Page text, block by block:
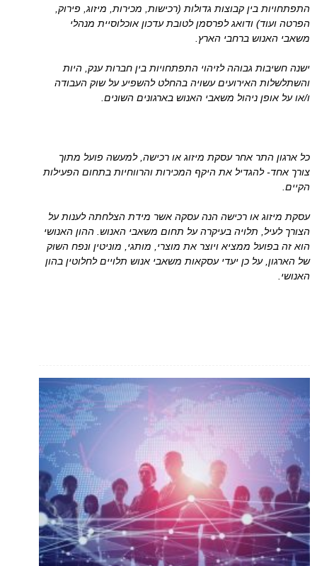
התפתחויות בין קבוצות גדולות (רכישות, מכירות, מיזוג, פירוק,
הפרטה ועוד) ודואג לפרסמן לטובת עדכון אוכלוסיית מנהלי
משאבי האנוש ברחבי הארץ.
ישנה חשיבות גבוהה לזיהוי התפתחויות בין חברות ענק, היות
והשתלשלות האירועים עשויה בהחלט להשפיע על שוק העבודה
ו/או על אופן ניהול משאבי האנוש בארגונים השונים.
כל ארגון התר אחר עסקת מיזוג או רכישה, למעשה פועל מתוך
צורך אחד- להגדיל את היקף המכירות והרווחיות בתחום הפעילות
הקיים.
עסקת מיזוג או רכישה הנה עסקה אשר מידת הצלחתה לענות על
הצורך לעיל, תלויה בעיקרה על תחום משאבי האנוש. ההון האנושי
הוא זה בפועל ממציא ויוצר את מוצרי, מותגי, מוניטין ונפח השוק
של הארגון, על כן יעדי עסקאות משאבי אנוש תלויים לחלוטין בהון
האנושי.